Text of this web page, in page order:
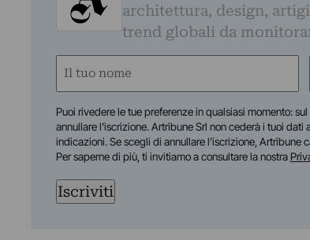
architettura, design,
trend globali da
Nome
Puoi rivedere le tue preferenze in qualsiasi momento:
annullare l’iscrizione. Artribune Srl non cederà i tuoi
indicazioni. Se scegli di annullare l’iscrizione,
Per saperne di più, ti invitiamo a consultare la nostra
Iscriviti